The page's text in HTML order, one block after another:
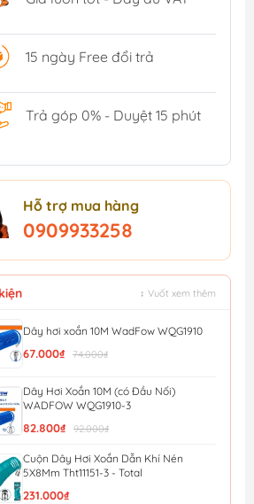
15 ngày Free đổi trả
Trả góp 0% - Duyệt 15 phút
Hỗ trợ mua hàng
0909933258
↕ Vuốt xem thêm
Dây hơi xoắn 10M WadFow WQG1910
67.000₫ 74.000₫
Dây Hơi Xoắn 10M (có Đầu Nối)
WADFOW WQG1910-3
82.800₫ 92.000₫
Cuộn Dây Hơi Xoắn Dẫn Khí Nén
5X8Mm Tht11151-3 - Total
231.000₫